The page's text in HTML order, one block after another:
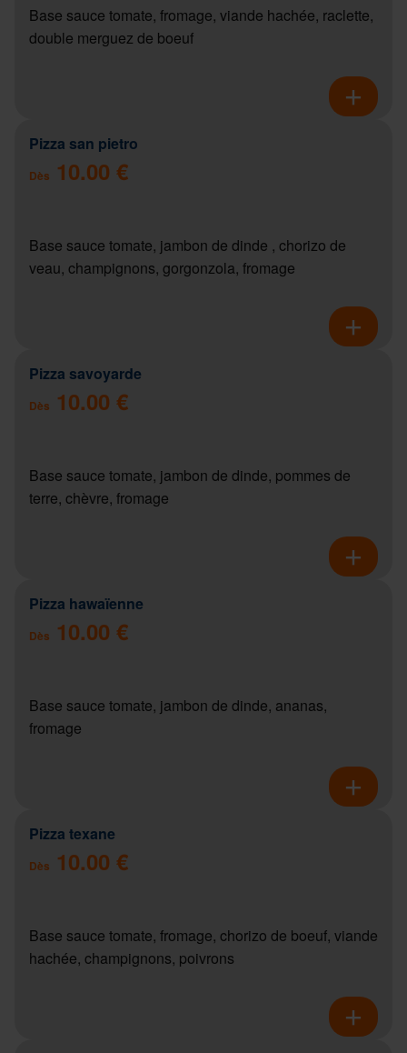
Base sauce tomate, fromage, viande hachée, raclette,
double merguez de boeuf
Pizza san pietro
Dès 10.00 €
Base sauce tomate, jambon de dinde , chorizo de
veau, champignons, gorgonzola, fromage
Pizza savoyarde
Dès 10.00 €
Base sauce tomate, jambon de dinde, pommes de
terre, chèvre, fromage
Pizza hawaïenne
Dès 10.00 €
Base sauce tomate, jambon de dinde, ananas,
fromage
Pizza texane
Dès 10.00 €
Base sauce tomate, fromage, chorizo de boeuf, viande
hachée, champignons, poivrons